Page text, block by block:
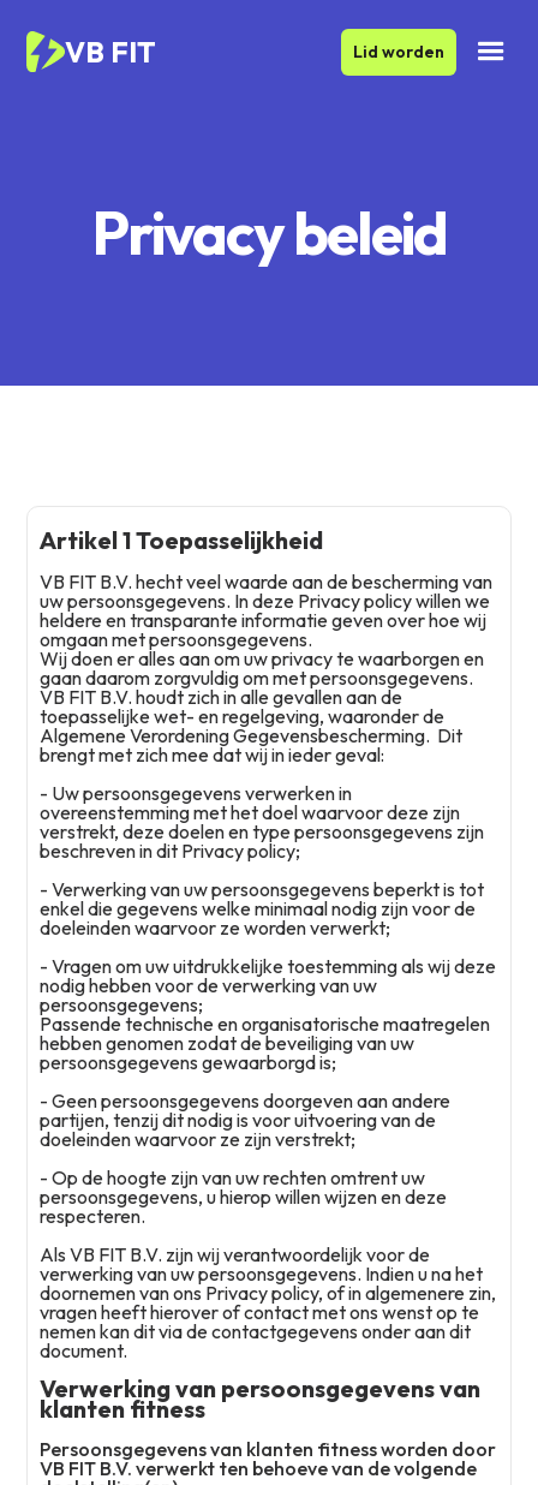
VB FIT Lid worden
Privacy beleid
Artikel 1 Toepasselijkheid
VB FIT B.V. hecht veel waarde aan de bescherming van
uw persoonsgegevens. In deze Privacy policy willen we
heldere en transparante informatie geven over hoe wij
omgaan met persoonsgegevens.
Wij doen er alles aan om uw privacy te waarborgen en
gaan daarom zorgvuldig om met persoonsgegevens.
VB FIT B.V. houdt zich in alle gevallen aan de
toepasselijke wet- en regelgeving, waaronder de
Algemene Verordening Gegevensbescherming. Dit
brengt met zich mee dat wij in ieder geval:
- Uw persoonsgegevens verwerken in
overeenstemming met het doel waarvoor deze zijn
verstrekt, deze doelen en type persoonsgegevens zijn
beschreven in dit Privacy policy;
- Verwerking van uw persoonsgegevens beperkt is tot
enkel die gegevens welke minimaal nodig zijn voor de
doeleinden waarvoor ze worden verwerkt;
- Vragen om uw uitdrukkelijke toestemming als wij deze
nodig hebben voor de verwerking van uw
persoonsgegevens;
Passende technische en organisatorische maatregelen
hebben genomen zodat de beveiliging van uw
persoonsgegevens gewaarborgd is;
- Geen persoonsgegevens doorgeven aan andere
partijen, tenzij dit nodig is voor uitvoering van de
doeleinden waarvoor ze zijn verstrekt;
- Op de hoogte zijn van uw rechten omtrent uw
persoonsgegevens, u hierop willen wijzen en deze
respecteren.
Als VB FIT B.V. zijn wij verantwoordelijk voor de
verwerking van uw persoonsgegevens. Indien u na het
doornemen van ons Privacy policy, of in algemenere zin,
vragen heeft hierover of contact met ons wenst op te
nemen kan dit via de contactgegevens onder aan dit
document.
Verwerking van persoonsgegevens van
klanten fitness
Persoonsgegevens van klanten fitness worden door
VB FIT B.V. verwerkt ten behoeve van de volgende